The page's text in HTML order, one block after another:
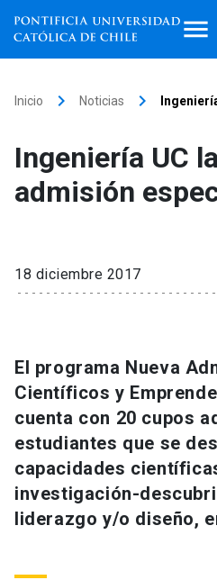
Facultades, escuelas e
institutos
Internacionalización
Vinculación
Universidad
Información para keyboard_arrow_down
Futuros estudiantes
Go to english site
Inicio keyboard_arrow_right Noticias keyboard_arrow_right
Ingeniería UC
admisión
18 diciembre 2017
El programa Nueva
Científicos y
cuenta con 20 cupos
estudiantes que se
capacidades
investigación-
liderazgo y/o diseño,